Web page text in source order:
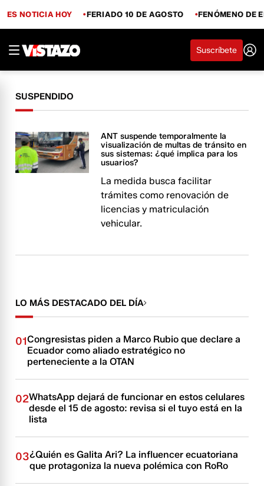
ES NOTICIA HOY FERIADO 10 DE AGOSTO FENÓMENO DE
Suscríbete
SUSPENDIDO
ANT suspende temporalmente la
visualización de multas de tránsito en
sus sistemas: ¿qué implica para los
usuarios?
La medida busca facilitar
trámites como renovación de
licencias y matriculación
vehicular.
LO MÁS DESTACADO DEL DÍA
01Congresistas piden a Marco Rubio que declare a
Ecuador como aliado estratégico no
perteneciente a la OTAN
02WhatsApp dejará de funcionar en estos celulares
desde el 15 de agosto: revisa si el tuyo está en la
lista
03¿Quién es Galita Ari? La influencer ecuatoriana
que protagoniza la nueva polémica con RoRo